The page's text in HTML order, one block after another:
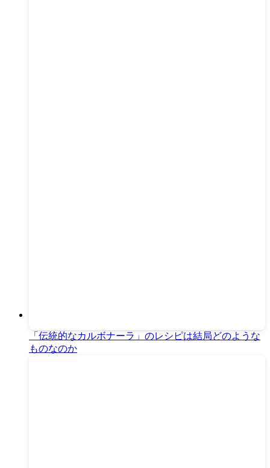
「伝統的なカルボナーラ」のレシピは結局どのような
ものなのか